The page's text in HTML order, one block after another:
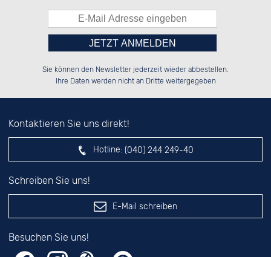
██░░░░░░██░░██░░░░████░░██░░██░░
██████░░██████░░░░░░██░░██████░░
░░░░██░░██░░██░░░░░░██░░░░░░██░░
Bitte tragen Sie die Zahl in
das nebenstehende Feld ein.
Sie können den Newsletter jederzeit wieder abbestellen.
Ihre Daten werden nicht an Dritte weitergegeben
Kontaktieren Sie uns direkt!
Hotline: (040) 244 249-40
Schreiben Sie uns!
E-Mail schreiben
Besuchen Sie uns!